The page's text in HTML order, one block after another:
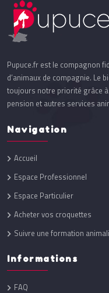
Pupuce.fr est le compagnon
d’animaux de compagnie. Le
toujours notre priorité grâce
pension et autres services
Navigation
Accueil
Espace Professionnel
Espace Particulier
Acheter vos croquettes
Suivre une formation
Informations
FAQ